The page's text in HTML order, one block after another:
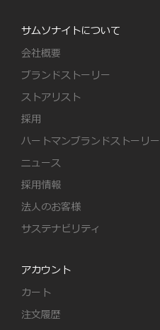
サムソナイトについて
会社概要
ブランドストーリー
ストアリスト
採用
ハートマンブランドストーリー
ニュース
採用情報
法人のお客様
サステナビリティ
アカウント
カート
注文履歴